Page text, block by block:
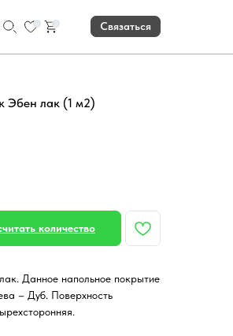
Связаться
Эбен лак (1 м2)
количество
Данное напольное покрытие
– Дуб. Поверхность